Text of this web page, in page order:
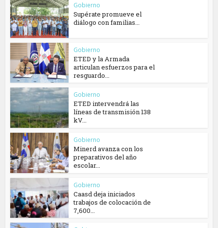
Gobierno
Supérate promueve el
diálogo con familias...
Gobierno
ETED y la Armada
articulan esfuerzos para el
resguardo...
Gobierno
ETED intervendrá las
líneas de transmisión 138
kV...
Gobierno
Minerd avanza con los
preparativos del año
escolar...
Gobierno
Caasd deja iniciados
trabajos de colocación de
7,600...